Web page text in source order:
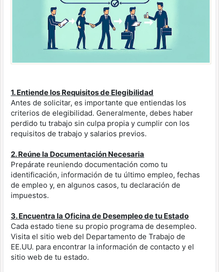
1. Entiende los Requisitos de Elegibilidad
Antes de solicitar, es importante que entiendas los
criterios de elegibilidad. Generalmente, debes haber
perdido tu trabajo sin culpa propia y cumplir con los
requisitos de trabajo y salarios previos.
2. Reúne la Documentación Necesaria
Prepárate reuniendo documentación como tu
identificación, información de tu último empleo, fechas
de empleo y, en algunos casos, tu declaración de
impuestos.
3. Encuentra la Oficina de Desempleo de tu Estado
Cada estado tiene su propio programa de desempleo.
Visita el sitio web del Departamento de Trabajo de
EE.UU. para encontrar la información de contacto y el
sitio web de tu estado.